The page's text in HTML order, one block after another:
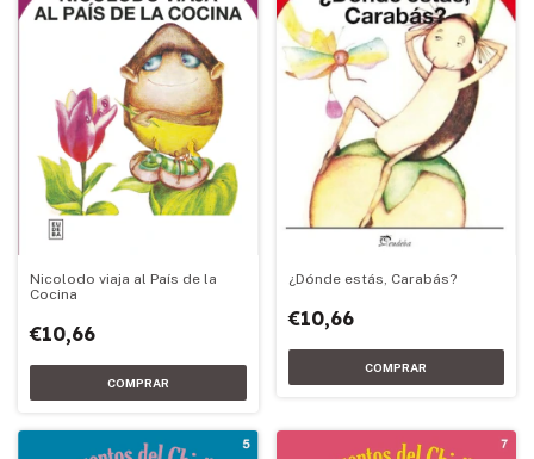
Nicolodo viaja al País de la
Cocina
€10,66
¿Dónde estás, Carabás?
€10,66